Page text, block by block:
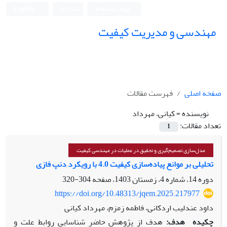
مهندسی و مدیریت کیفیت
صفحه اصلی
فهرست مقالات
نویسنده =کیانی، مهرداد
تعداد مقالات:
1
مدل‌سازی تصمیم‌گیری و تحقیق در عملیات در مهندسی کیفیت
تحلیلی بر موانع پیاده‌سازی کیفیت 4.0 با رویکرد دنپ فازی
دوره 14، شماره 4، زمستان 1403، صفحه
304-320
https://doi.org/10.48313/jqem.2025.217977
داود عندلیب اردکانی، فاطمه زمزم، مهرداد کیانی
چکیده هدف: هدف از پژوهش حاضر شناسایی روابط علت و